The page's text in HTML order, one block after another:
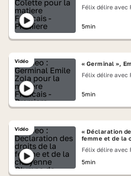
Félix délire avec
5min
Vidéo
« Germinal »,
Félix délire avec
5min
Vidéo
« Déclaration
femme et de la
Félix délire avec
5min